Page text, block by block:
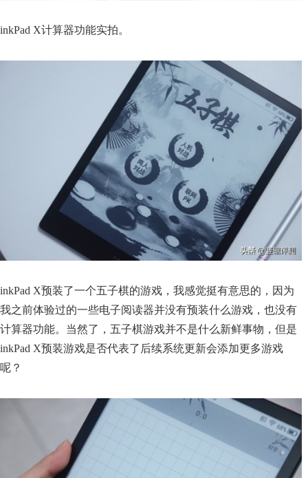
inkPad X计算器功能实拍。
inkPad X预装了一个五子棋的游戏，我感觉挺有意思的，因为
我之前体验过的一些电子阅读器并没有预装什么游戏，也没有
计算器功能。当然了，五子棋游戏并不是什么新鲜事物，但是
inkPad X预装游戏是否代表了后续系统更新会添加更多游戏
呢？